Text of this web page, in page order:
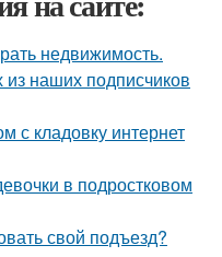
недвижимость.
из наших подписчиков
с кладовку интернет
в подростковом
свой подъезд?